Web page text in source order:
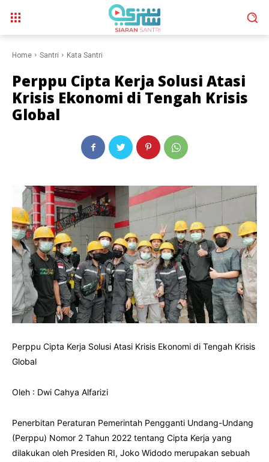
Home Santri Kata Santri
Perppu Cipta Kerja Solusi Atasi
Krisis Ekonomi di Tengah Krisis
Global
Perppu Cipta Kerja Solusi Atasi Krisis Ekonomi di Tengah Krisis
Global
Oleh : Dwi Cahya Alfarizi
Penerbitan Peraturan Pemerintah Pengganti Undang-Undang
(Perppu) Nomor 2 Tahun 2022 tentang Cipta Kerja yang
dilakukan oleh Presiden RI, Joko Widodo merupakan sebuah